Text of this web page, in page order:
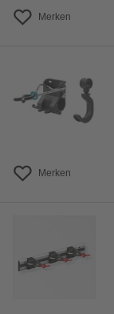
Merken
Merken